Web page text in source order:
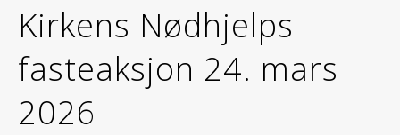
Kirkens Nødhjelps
fasteaksjon 24. mars
2026